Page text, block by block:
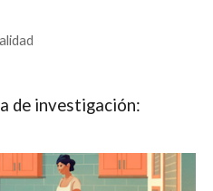
de investigación: